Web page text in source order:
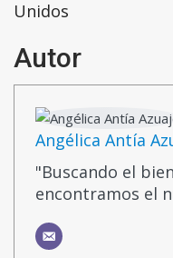
Unidos
Autor
Angélica Antía
"Buscando el
encontramos el